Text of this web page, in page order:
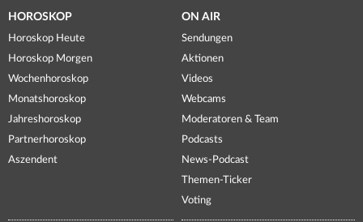
HOROSKOP
Horoskop Heute
Horoskop Morgen
Wochenhoroskop
Monatshoroskop
Jahreshoroskop
Partnerhoroskop
Aszendent
ON AIR
Sendungen
Aktionen
Videos
Webcams
Moderatoren & Team
Podcasts
News-Podcast
Themen-Ticker
Voting